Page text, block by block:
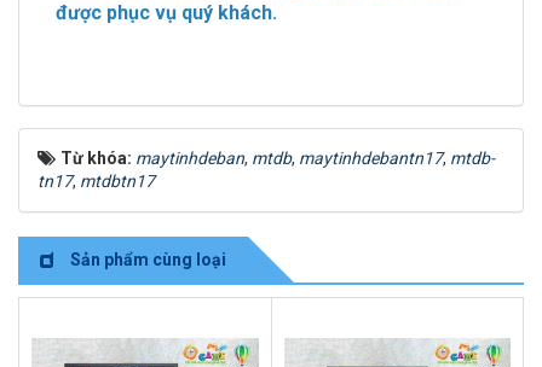
được phục vụ quý khách.
Từ khóa: maytinhdeban, mtdb, maytinhdebantn17, mtdb-
tn17, mtdbtn17
Sản phẩm cùng loại